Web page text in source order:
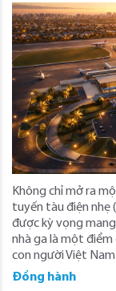
Không chỉ mở ra
tuyến tàu điện nhẹ
được kỳ vọng
nhà ga là một điểm
con người Việt
Đồng hành